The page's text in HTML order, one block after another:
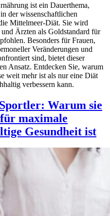
ist ein Dauerthema,
der wissenschaftlichen
Mittelmeer-Diät. Sie wird
Ärzten als Goldstandard für
Besonders für Frauen,
Veränderungen und
sind, bietet dieser
Ansatz. Entdecken Sie, warum
weit mehr ist als nur eine Diät
verbessern kann.
Warum sie
maximale
Gesundheit ist